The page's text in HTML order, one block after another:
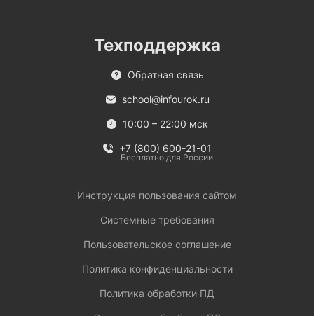
Техподдержка
Обратная связь
school@infourok.ru
10:00 – 22:00 мск
+7 (800) 600-21-01
Бесплатно для России
Инструкция пользования сайтом
Системные требования
Пользовательское соглашение
Политика конфиденциальности
Политика обработки ПД